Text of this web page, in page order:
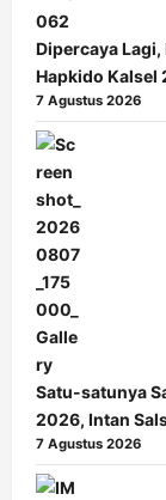
Dipercaya
Hapkido Kalsel
7 Agustus 2026
Satu-satunya
2026, Intan
7 Agustus 2026